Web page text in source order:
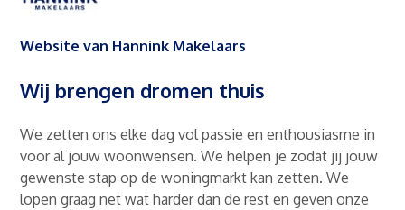
Website van Hannink Makelaars
Wij brengen dromen thuis
We zetten ons elke dag vol passie en enthousiasme in
voor al jouw woonwensen. We helpen je zodat jij jouw
gewenste stap op de woningmarkt kan zetten. We
lopen graag net wat harder dan de rest en geven onze